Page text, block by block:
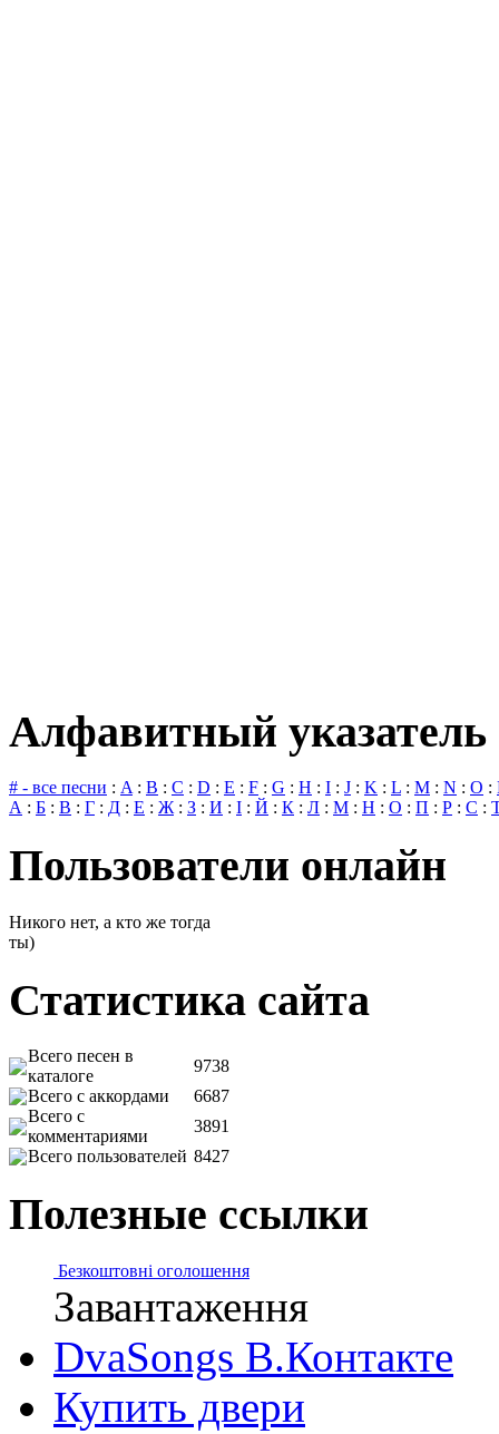
Алфавитный указатель
# - все песни : A: B : C : D : E : F : G : H : I : J : K : L : M : N : O :
А : Б : В : Г : Д : Е : Ж: З : И : І : Й : К : Л : М : Н : О : П : Р : С :
Пользователи онлайн
Никого нет, а кто же тогда
ты)
Статистика сайта
Всего песен в
каталоге
9738
Всего с аккордами
6687
Всего с
комментариями
3891
Всего пользователей 8427
Полезные ссылки
Безкоштовні оголошення
Завантаження
DvaSongs В.Контакте
Купить двери